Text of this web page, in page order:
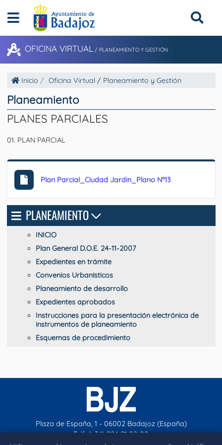
OFICINA VIRTUAL / PLANEAMIENTO Y GESTIÓN
Inicio Oficina Virtual / Planeamiento y Gestión
Planeamiento
PLANES PARCIALES
01. PLAN PARCIAL
Plan Parcial_Ciudad Jardin_Plano Nº13
PLANEAMIENTO
INICIO
Plan General D.O.E. 24-11-2007
Expedientes en trámite
Convenios Urbanísticos
Planeamiento de desarrollo
Expedientes aprobados
Instrucciones para la presentación electrónica de
instrumentos de planeamiento
Esquemas de procedimiento
Plaza de España, 1 - 06002 Badajoz (España)
Telf. (+34) 924 21 00 00